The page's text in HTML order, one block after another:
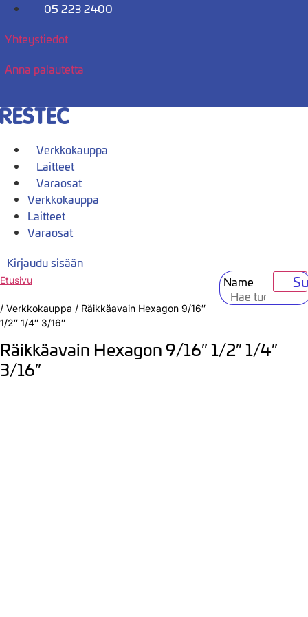
Mene
05 223 2400
Yhteystiedot
Anna palautetta
Verkkokauppa
Laitteet
Varaosat
Verkkokauppa
Laitteet
Varaosat
Kirjaudu sisään
Name
Etusivu
/ Verkkokauppa / Räikkäavain Hexagon 9/16″
1/2″ 1/4″ 3/16″
Räikkäavain Hexagon 9/16″ 1/2″ 1/4″
3/16″